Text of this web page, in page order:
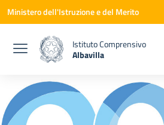
Vai ai contenuti
Vai al menu di navigazione
Vai al footer
Ministero dell'Istruzione e del Merito
Istituto Comprensivo
Albavilla